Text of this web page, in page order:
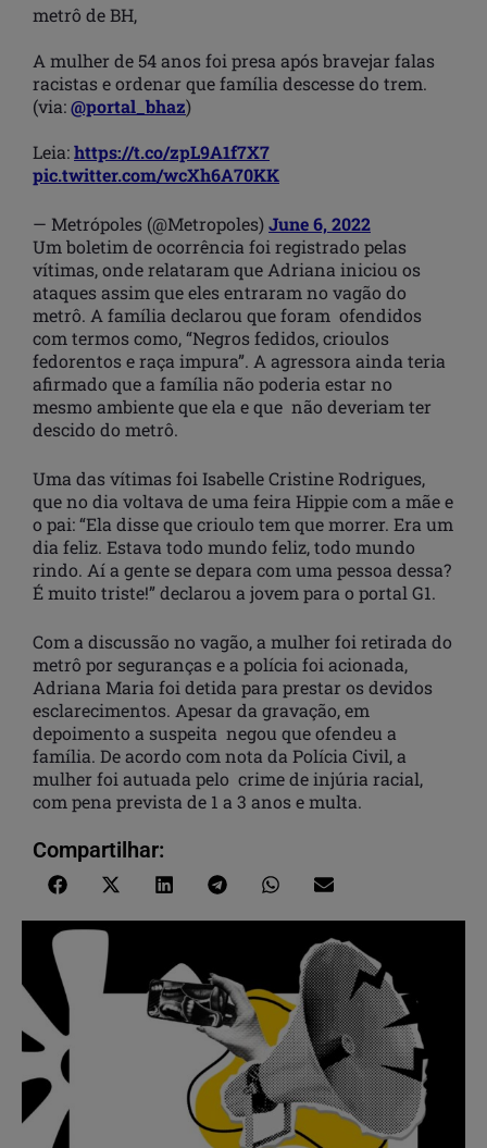
metrô de BH,
A mulher de 54 anos foi presa após bravejar falas
racistas e ordenar que família descesse do trem.
(via:@portal_bhaz)
Leia:https://t.co/zpL9A1f7X7
pic.twitter.com/wcXh6A70KK
— Metrópoles (@Metropoles)June 6, 2022
Um boletim de ocorrência foi registrado pelas
vítimas, onde relataram que Adriana iniciou os
ataques assim que eles entraram no vagão do
metrô. A família declarou que foram ofendidos
com termos como, “Negros fedidos, crioulos
fedorentos e raça impura”. A agressora ainda teria
afirmado que a família não poderia estar no
mesmo ambiente que ela e que não deveriam ter
descido do metrô.
Uma das vítimas foi Isabelle Cristine Rodrigues,
que no dia voltava de uma feira Hippie com a mãe e
o pai: “Ela disse que crioulo tem que morrer. Era um
dia feliz. Estava todo mundo feliz, todo mundo
rindo. Aí a gente se depara com uma pessoa dessa?
É muito triste!” declarou a jovem para o portal G1.
Com a discussão no vagão, a mulher foi retirada do
metrô por seguranças e a polícia foi acionada,
Adriana Maria foi detida para prestar os devidos
esclarecimentos. Apesar da gravação, em
depoimento a suspeita negou que ofendeu a
família. De acordo com nota da Polícia Civil, a
mulher foi autuada pelo crime de injúria racial,
com pena prevista de 1 a 3 anos e multa.
Compartilhar: